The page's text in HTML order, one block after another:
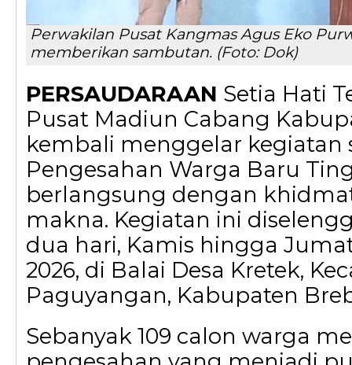
Perwakilan Pusat Kangmas Agus Eko
memberikan sambutan. (Foto: Dok)
PERSAUDARAAN Setia Hati
Pusat Madiun Cabang
kembali menggelar kegiatan
Pengesahan Warga Baru
berlangsung dengan
makna. Kegiatan ini
dua hari, Kamis hingga
2026, di Balai Desa Kretek,
Paguyangan, Kabupaten
Sebanyak 109 calon warga